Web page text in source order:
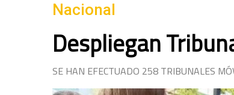
Nacional
Despliegan
SE HAN EFECTUADO 258 TRIBUNALES